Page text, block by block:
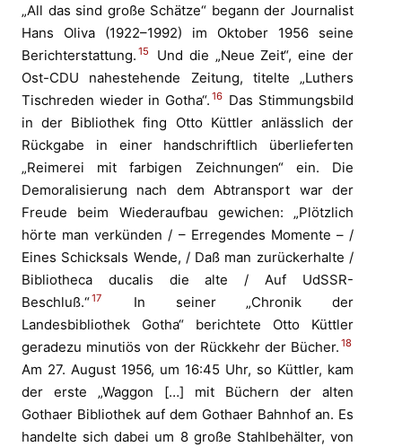
„All das sind große Schätze“ begann der Journalist
Hans Oliva (1922–1992) im Oktober 1956 seine
Berichterstattung. 15
Und die „Neue Zeit“, eine der
Ost-CDU nahestehende Zeitung, titelte „Luthers
Tischreden wieder in Gotha“. 16 Das Stimmungsbild
in der Bibliothek fing Otto Küttler anlässlich der
Rückgabe in einer handschriftlich überlieferten
„Reimerei mit farbigen Zeichnungen“ ein. Die
Demoralisierung nach dem Abtransport war der
Freude beim Wiederaufbau gewichen: „Plötzlich
hörte man verkünden / – Erregendes Momente – /
Eines Schicksals Wende, / Daß man zurückerhalte /
Bibliotheca ducalis die alte / Auf UdSSR-
Beschluß.“17
In seiner „Chronik der
Landesbibliothek Gotha“ berichtete Otto Küttler
geradezu minutiös von der Rückkehr der Bücher. 18
Am 27. August 1956, um 16:45 Uhr, so Küttler, kam
der erste „Waggon […] mit Büchern der alten
Gothaer Bibliothek auf dem Gothaer Bahnhof an. Es
handelte sich dabei um 8 große Stahlbehälter, von